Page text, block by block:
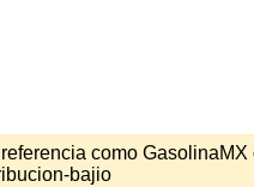
como
bajio